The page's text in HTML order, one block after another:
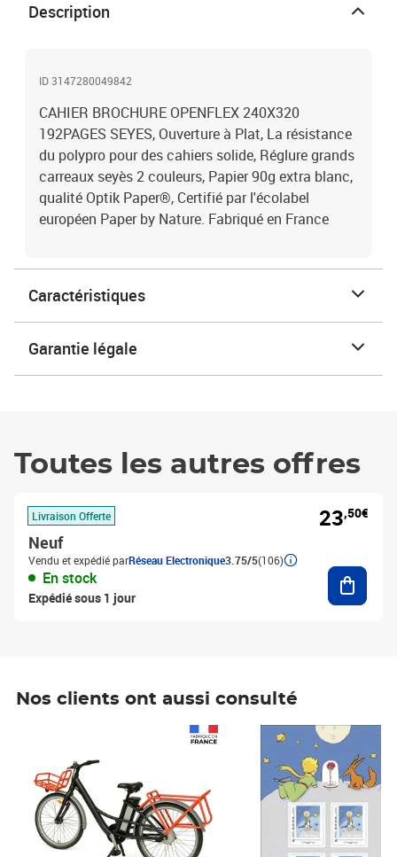
Description
ID 3147280049842
CAHIER BROCHURE OPENFLEX 240X320
192PAGES SEYES, Ouverture à Plat, La résistance
du polypro pour des cahiers solide, Réglure grands
carreaux seyès 2 couleurs, Papier 90g extra blanc,
qualité Optik Paper®, Certifié par l'écolabel
européen Paper by Nature. Fabriqué en France
Caractéristiques
Garantie légale
Toutes les autres offres
Livraison Offerte
Neuf
Vendu et expédié parRéseau Electronique3.75/5(106)
En stock
Expédié sous 1 jour
23,50€
Nos clients ont aussi consulté
Prix 7,50€